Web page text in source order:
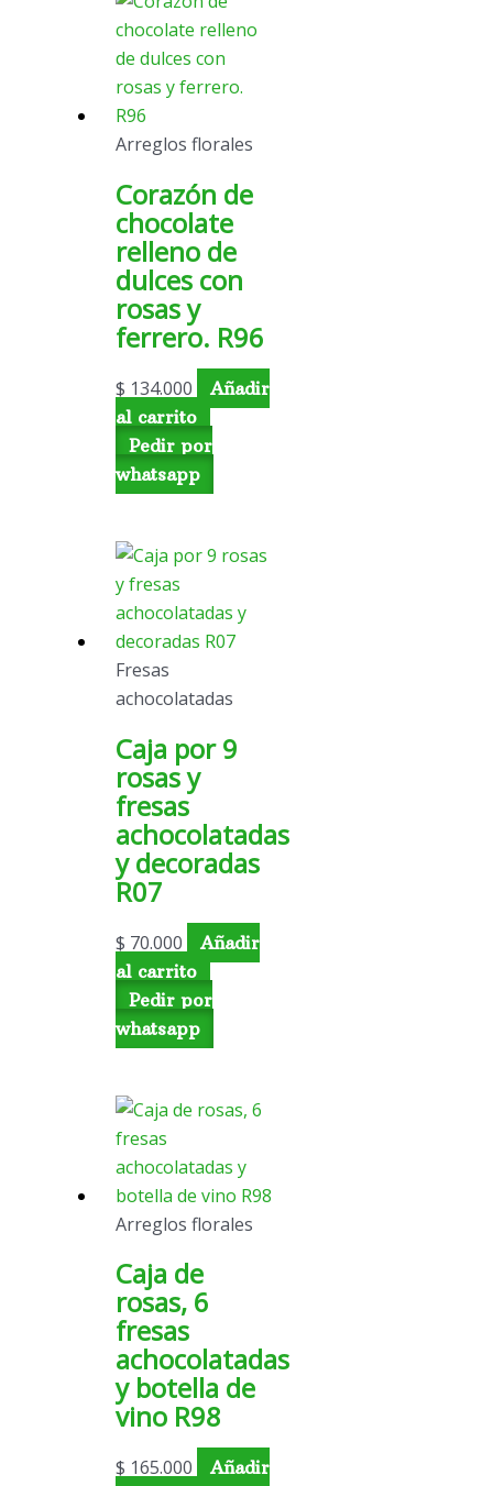
Arreglos florales
Corazón de
chocolate
relleno de
dulces con
rosas y
ferrero. R96
$ 134.000
Añadir
al carrito
Pedir por
whatsapp
Fresas
achocolatadas
Caja por 9
rosas y
fresas
achocolatadas
y decoradas
R07
$ 70.000
Añadir
al carrito
Pedir por
whatsapp
Arreglos florales
Caja de
rosas, 6
fresas
achocolatadas
y botella de
vino R98
$ 165.000
Añadir